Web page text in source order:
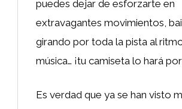
puedes dejar de esforzarte en
extravagantes movimientos,
girando por toda la pista al
música… ¡tu camiseta lo hará
Es verdad que ya se han visto